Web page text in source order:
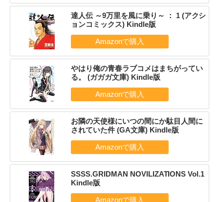
達人伝 ～9万里を風に乗り～ ： 1 (アクシ
ョンコミックス) Kindle版
やはり俺の青春ラブコメはまちがってい
る。 (ガガガ文庫) Kindle版
お隣の天使様にいつの間にか駄目人間に
されていた件 (GA文庫) Kindle版
SSSS.GRIDMAN NOVILIZATIONS Vol.1
Kindle版